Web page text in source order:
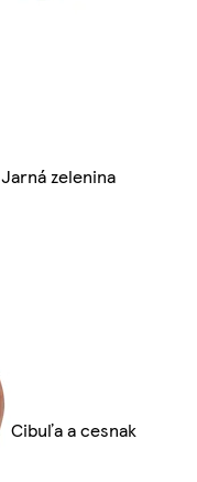
Jarná zelenina
Cibuľa a cesnak